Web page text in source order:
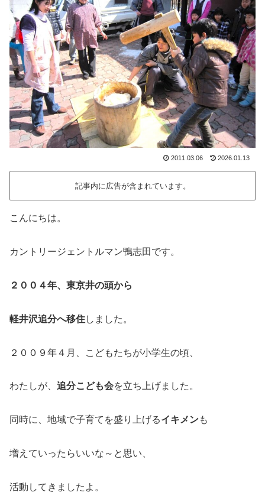
2011.03.06 2026.01.13
記事内に広告が含まれています。
こんにちは。
カントリージェントルマン鴨志田です。
２００４年、東京井の頭から
軽井沢追分へ移住しました。
２００９年４月、こどもたちが小学生の頃、
わたしが、 追分こども会を立ち上げました。
同時に、地域で子育てを盛り上げるイキメンも
増えていったらいいな～と思い、
活動してきましたよ。